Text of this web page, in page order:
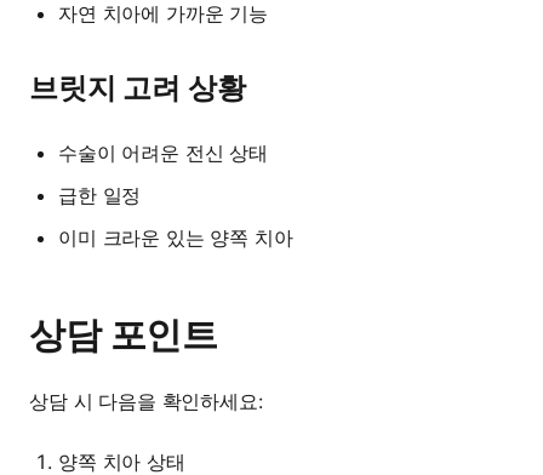
자연 치아에 가까운 기능
브릿지 고려 상황
수술이 어려운 전신 상태
급한 일정
이미 크라운 있는 양쪽 치아
상담 포인트
상담 시 다음을 확인하세요:
양쪽 치아 상태